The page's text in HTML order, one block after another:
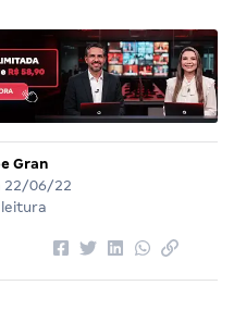
Gran
22/06/22
leitura